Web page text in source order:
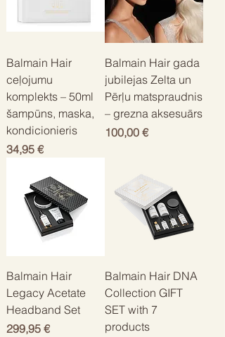
Balmain Hair
ceļojumu
komplekts – 50ml
šampūns, maska,
kondicionieris
Цена
34,95 €
Balmain Hair gada
jubilejas Zelta un
Pērļu matspraudnis
– grezna aksesuārs
Цена
100,00 €
Balmain Hair
Legacy Acetate
Headband Set
Цена
299,95 €
Balmain Hair DNA
Collection GIFT
SET with 7
products